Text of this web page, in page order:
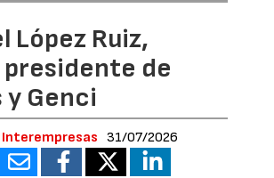
López Ruiz,
de
y Genci
31/07/2026